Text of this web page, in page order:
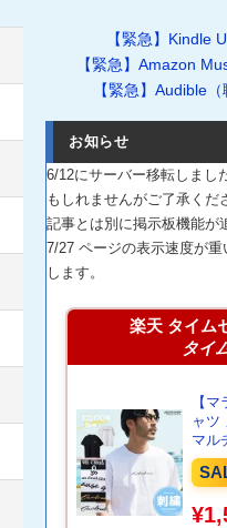
【緊急】Kindle
【緊急】Amazon
【緊急】Audible
お知らせ
6/12にサーバー移転しまし
もしれませんがご了承くだ
記事とは別に掲示板機能が
7/27 ページの表示速度が
します。
楽天 タイム
タイ
【
ャツ
マル
シャ
ツ
アル
服